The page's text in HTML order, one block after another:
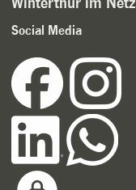
Social Media